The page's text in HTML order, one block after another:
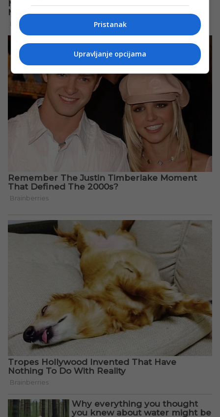
Pristanak
Upravljanje opcijama